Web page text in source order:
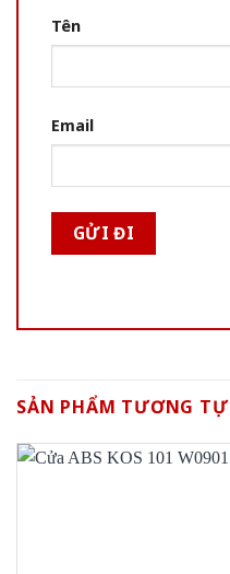
Tên
Email
SẢN PHẨM TƯƠNG TỰ